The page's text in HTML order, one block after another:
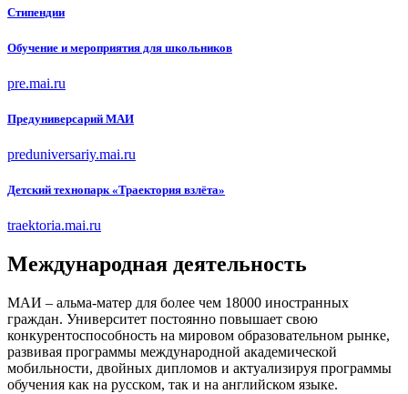
Стипендии
Обучение и мероприятия для школьников
pre.mai.ru
Предуниверсарий МАИ
preduniversariy.mai.ru
Детский технопарк «Траектория взлёта»
traektoria.mai.ru
Международная деятельность
МАИ – альма-матер для более чем 18000 иностранных
граждан. Университет постоянно повышает свою
конкурентоспособность на мировом образовательном рынке,
развивая программы международной академической
мобильности, двойных дипломов и актуализируя программы
обучения как на русском, так и на английском языке.